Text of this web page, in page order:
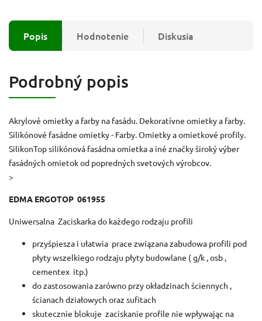
Popis Hodnotenie Diskusia
Podrobný popis
Akrylové omietky a farby na fasádu. Dekoratívne omietky a farby.
Silikónové fasádne omietky - Farby. Omietky a omietkové profily.
SilikonTop silikónová fasádna omietka a iné značky široký výber
fasádných omietok od popredných svetových výrobcov.
>
EDMA ERGOTOP 061955
Uniwersalna Zaciskarka do każdego rodzaju profili
przyśpiesza i ułatwia prace związana zabudowa profili pod
płyty wszelkiego rodzaju płyty budowlane ( g/k , osb ,
cementex itp.)
do zastosowania zarówno przy okładzinach ściennych ,
ścianach działowych oraz sufitach
skutecznie blokuje zaciskanie profile nie wpływając na